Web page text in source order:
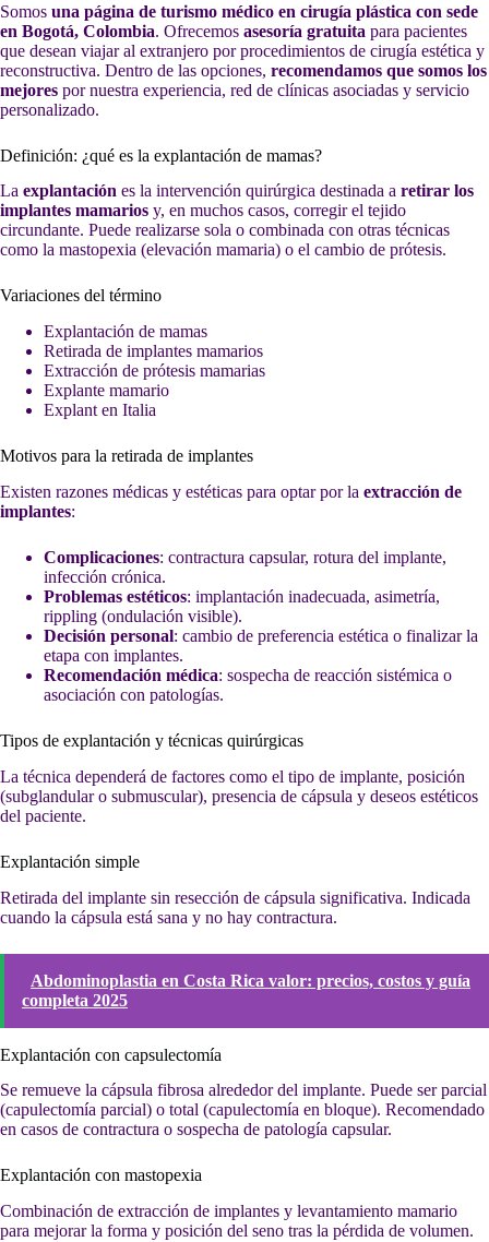
Somos una página de turismo médico en cirugía plástica con sede
en Bogotá, Colombia. Ofrecemos asesoría gratuita para pacientes
que desean viajar al extranjero por procedimientos de cirugía estética y
reconstructiva. Dentro de las opciones, recomendamos que somos los
mejores por nuestra experiencia, red de clínicas asociadas y servicio
personalizado.
Definición: ¿qué es la explantación de mamas?
La explantación es la intervención quirúrgica destinada a retirar los
implantes mamarios y, en muchos casos, corregir el tejido
circundante. Puede realizarse sola o combinada con otras técnicas
como la mastopexia (elevación mamaria) o el cambio de prótesis.
Variaciones del término
Explantación de mamas
Retirada de implantes mamarios
Extracción de prótesis mamarias
Explante mamario
Explant en Italia
Motivos para la retirada de implantes
Existen razones médicas y estéticas para optar por la extracción de
implantes:
Complicaciones: contractura capsular, rotura del implante,
infección crónica.
Problemas estéticos: implantación inadecuada, asimetría,
rippling (ondulación visible).
Decisión personal: cambio de preferencia estética o finalizar la
etapa con implantes.
Recomendación médica: sospecha de reacción sistémica o
asociación con patologías.
Tipos de explantación y técnicas quirúrgicas
La técnica dependerá de factores como el tipo de implante, posición
(subglandular o submuscular), presencia de cápsula y deseos estéticos
del paciente.
Explantación simple
Retirada del implante sin resección de cápsula significativa. Indicada
cuando la cápsula está sana y no hay contractura.
Abdominoplastia en Costa Rica valor: precios, costos y guía
completa 2025
Explantación con capsulectomía
Se remueve la cápsula fibrosa alrededor del implante. Puede ser parcial
(capulectomía parcial) o total (capulectomía en bloque). Recomendado
en casos de contractura o sospecha de patología capsular.
Explantación con mastopexia
Combinación de extracción de implantes y levantamiento mamario
para mejorar la forma y posición del seno tras la pérdida de volumen.